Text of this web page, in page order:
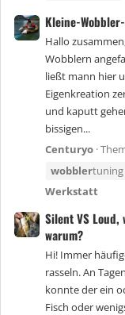
Kleine-
Hallo
Wobblern
ließt mann hier
Eigenkreation
und kaputt
bissigen...
Centuryo
wobblertuning
Werkstatt
Silent VS
warum?
Hi! Immer
rasseln. An
konnte der ein
Fisch oder